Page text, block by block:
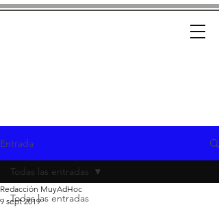
Entrada
Todas las entradas
Todas las entradas
Redacción MuyAdHoc
9 sept 2019